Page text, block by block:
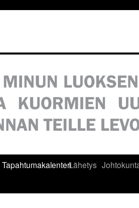
TapahtumakalenteriLähetys